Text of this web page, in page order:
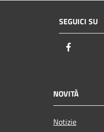
SEGUICI SU
NOVITÀ
Notizie